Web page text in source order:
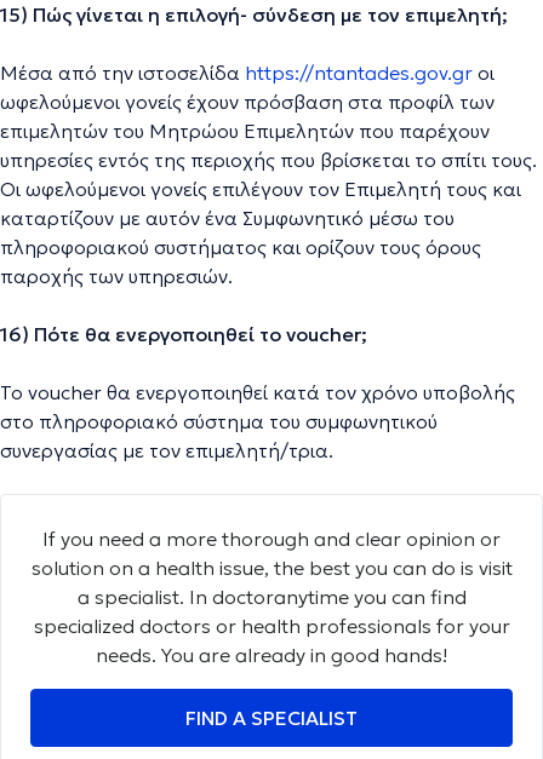
15) Πώς γίνεται η επιλογή- σύνδεση με τον επιμελητή;
Μέσα από την ιστοσελίδα https://ntantades.gov.gr οι
ωφελούμενοι γονείς έχουν πρόσβαση στα προφίλ των
επιμελητών του Μητρώου Επιμελητών που παρέχουν
υπηρεσίες εντός της περιοχής που βρίσκεται το σπίτι τους.
Οι ωφελούμενοι γονείς επιλέγουν τον Επιμελητή τους και
καταρτίζουν με αυτόν ένα Συμφωνητικό μέσω του
πληροφοριακού συστήματος και ορίζουν τους όρους
παροχής των υπηρεσιών.
16) Πότε θα ενεργοποιηθεί το voucher;
Το voucher θα ενεργοποιηθεί κατά τον χρόνο υποβολής
στο πληροφοριακό σύστημα του συμφωνητικού
συνεργασίας με τον επιμελητή/τρια.
If you need a more thorough and clear opinion or
solution on a health issue, the best you can do is visit
a specialist. In doctoranytime you can find
specialized doctors or health professionals for your
needs. You are already in good hands!
FIND A SPECIALIST